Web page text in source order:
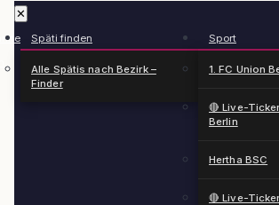
✕
Späti finden
Alle Spätis nach Bezirk –
Finder
Sport
1. FC Union
🔴 Live-
Berlin
Hertha BSC
🔴 Live-